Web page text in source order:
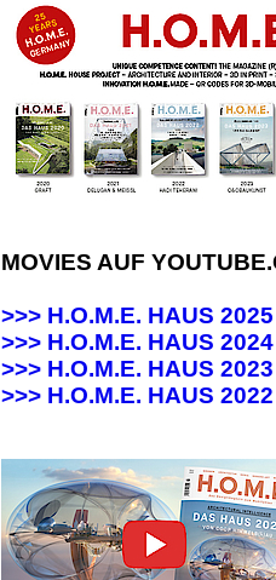
MOVIES AUF
>>> H.O.M.E. HAUS
>>> H.O.M.E. HAUS
>>> H.O.M.E. HAUS
>>> H.O.M.E. HAUS